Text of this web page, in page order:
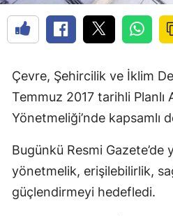
Çevre, Şehircilik ve İklim
Temmuz 2017 tarihli Planlı
Yönetmeliği’nde kapsamlı
Bugünkü Resmi Gazete’de
yönetmelik, erişilebilirlik,
güçlendirmeyi hedefledi.